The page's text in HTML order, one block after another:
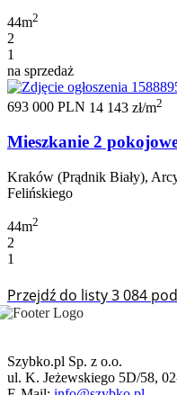
44m2
2
1
na sprzedaż
693 000 PLN 14 143 zł/m2
Mieszkanie 2
Kraków (Prądnik Biały),
Felińskiego
44m2
2
1
Przejdź do listy 3 084
Szybko.pl Sp. z o.o.
ul. K. Jeżewskiego 5D/58,